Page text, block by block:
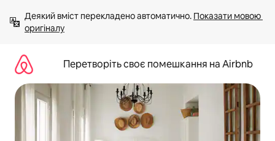
вмісту
Деякий вміст перекладено автоматично. Показати мовою
оригіналу
Перетворіть своє помешкання на Airbnb